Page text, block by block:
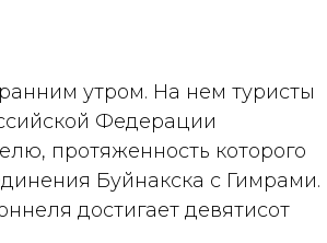
утром. На нем туристы
Федерации
протяженность которого
Буйнакска с Гимрами.
достигает девятисот